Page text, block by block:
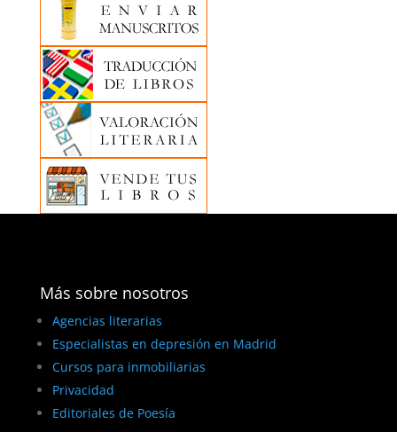
Más sobre nosotros
Agencias literarias
Especialistas en depresión en Madrid
Cursos para inmobiliarias
Privacidad
Editoriales de Poesía